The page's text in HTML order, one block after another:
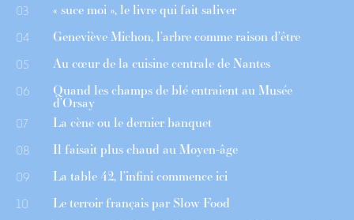
03 « suce moi », le livre qui fait saliver
04 Geneviève Michon, l’arbre comme raison d’être
05 Au cœur de la cuisine centrale de Nantes
06 Quand les champs de blé entraient au Musée
d’Orsay
07 La cène ou le dernier banquet
08 Il faisait plus chaud au Moyen-âge
09 La table 42, l’infini commence ici
10 Le terroir français par Slow Food